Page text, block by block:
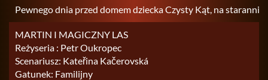
Pew­ne­go dnia przed domem dziec­ka Czy­sty Kąt, na
MARTIN I MAGICZNY LAS
Reżyseria : Petr Oukropec
Scenariusz: Kateřina Kačerovská
Gatunek: Familijny